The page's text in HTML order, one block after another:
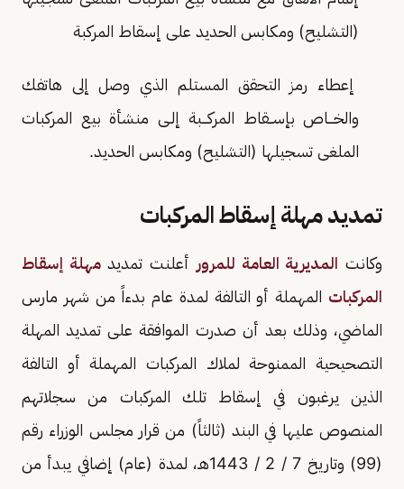
(التشليح) ومكابس الحديد على إسقاط المركبة
إعطاء رمز التحقق المستلم الذي وصل إلى هاتفك
والخـــاص بإســقاط المركـــبة إلـى منشأة بيع المركبات
الملغى تسجيلها (التشليح) ومكابس الحديد.
تمديد مهلة إسقاط المركبات
وكانت المديرية العامة للمرور أعلنت تمديدمهلة إسقاط
المركبات المهملة أو التالفة لمدة عام بدءاً من شهر مارس
الماضي، وذلك بعد أن صدرت الموافقة على تمديد المهلة
التصحيحية الممنوحة لملاك المركبات المهملة أو التالفة
الذين يرغبون في إسقاط تلك المركبات من سجلاتهم
المنصوص عليها في البند (ثالثاً) من قرار مجلس الوزراء رقم
(99) وتاريخ 7 / 2 / 1443هـ، لمدة (عام) إضافي يبدأ من